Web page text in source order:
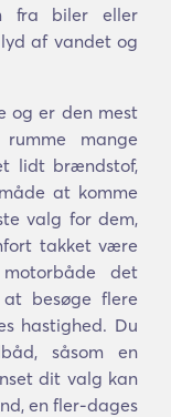
fra biler eller
af vandet og
og er den mest
mange
lidt brændstof,
at komme
valg for dem,
takket være
det
besøge flere
hastighed. Du
såsom en
dit valg kan
en fler-dages